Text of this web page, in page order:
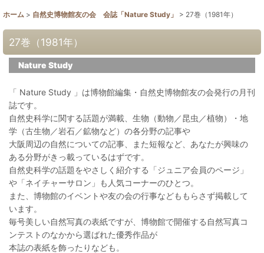
ホーム > 自然史博物館友の会 会誌「Nature Study」 > 27巻（1981年）
27巻（1981年）
Nature Study
「 Nature Study 」は博物館編集・自然史博物館友の会発行の月刊
誌です。
自然史科学に関する話題が満載、生物（動物／昆虫／植物）・地
学（古生物／岩石／鉱物など）の各分野の記事や
大阪周辺の自然についての記事、また短報など、あなたが興味の
ある分野がきっ載っているはずです。
自然史科学の話題をやさしく紹介する「ジュニア会員のページ」
や「ネイチャーサロン」も人気コーナーのひとつ。
また、博物館のイベントや友の会の行事などももらさず掲載して
います。
毎号美しい自然写真の表紙ですが、博物館で開催する自然写真コ
ンテストのなかから選ばれた優秀作品が
本誌の表紙を飾ったりなども。